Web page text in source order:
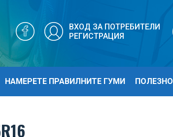
ВХОД ЗА ПОТРЕБИТЕЛИ
РЕГИСТРАЦИЯ
НАМЕРЕТЕ ПРАВИЛНИТЕ ГУМИ ПОЛЕЗНО